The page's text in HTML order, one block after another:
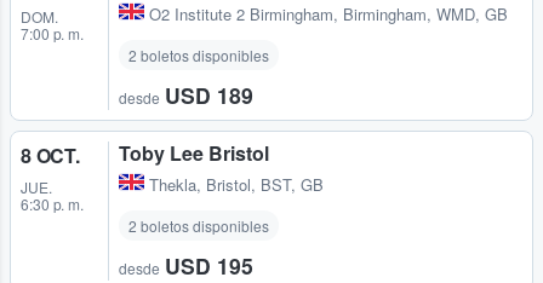
DOM.
7:00 p. m.
O2 Institute 2 Birmingham, Birmingham, WMD, GB
2 boletos disponibles
desde USD 189
8 OCT.
JUE.
6:30 p. m.
Toby Lee Bristol
Thekla, Bristol, BST, GB
2 boletos disponibles
desde USD 195